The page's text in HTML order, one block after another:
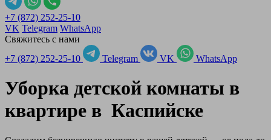
+7 (872) 252-25-10
VK Telegram WhatsApp
Свяжитесь с нами
+7 (872) 252-25-10
Telegram VK WhatsApp
Уборка детской комнаты в
квартире в Каспийске